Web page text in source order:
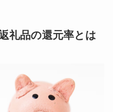
礼品の還元率とは